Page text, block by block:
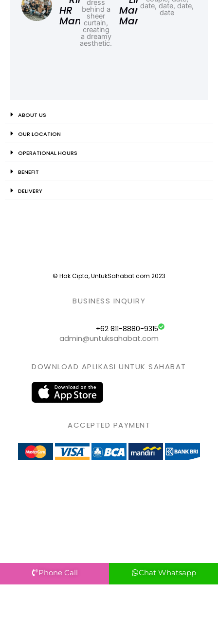
HR
Manager
Marketing
Manager
ABOUT US
OUR LOCATION
OPERATIONAL HOURS
BENEFIT
DELIVERY
© Hak Cipta, UntukSahabat.com 2023
BUSINESS INQUIRY
+62 811-8880-9315
admin@untuksahabat.com
DOWNLOAD APLIKASI UNTUK SAHABAT
ACCEPTED PAYMENT
Phone Call Chat Whatsapp